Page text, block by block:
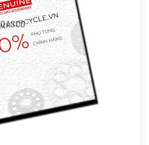
QASCO